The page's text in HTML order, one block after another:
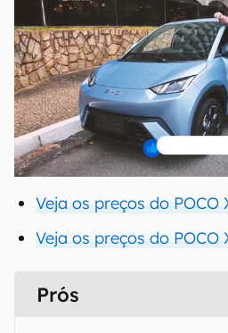
Veja os preços do POCO
Veja os preços do POCO
Prós